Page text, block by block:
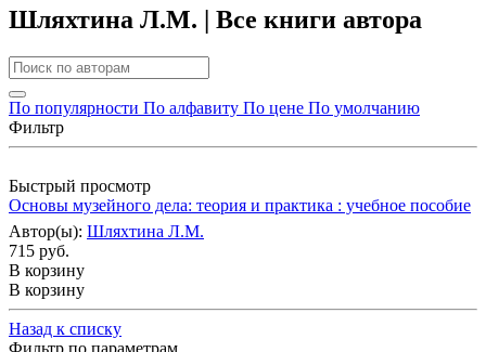
Шляхтина Л.М. | Все книги автора
По популярности По алфавиту По цене По умолчанию
Фильтр
Быстрый просмотр
Основы музейного дела: теория и практика : учебное пособие
Автор(ы): Шляхтина Л.М.
715 руб.
В корзину
В корзину
Назад к списку
Фильтр по параметрам